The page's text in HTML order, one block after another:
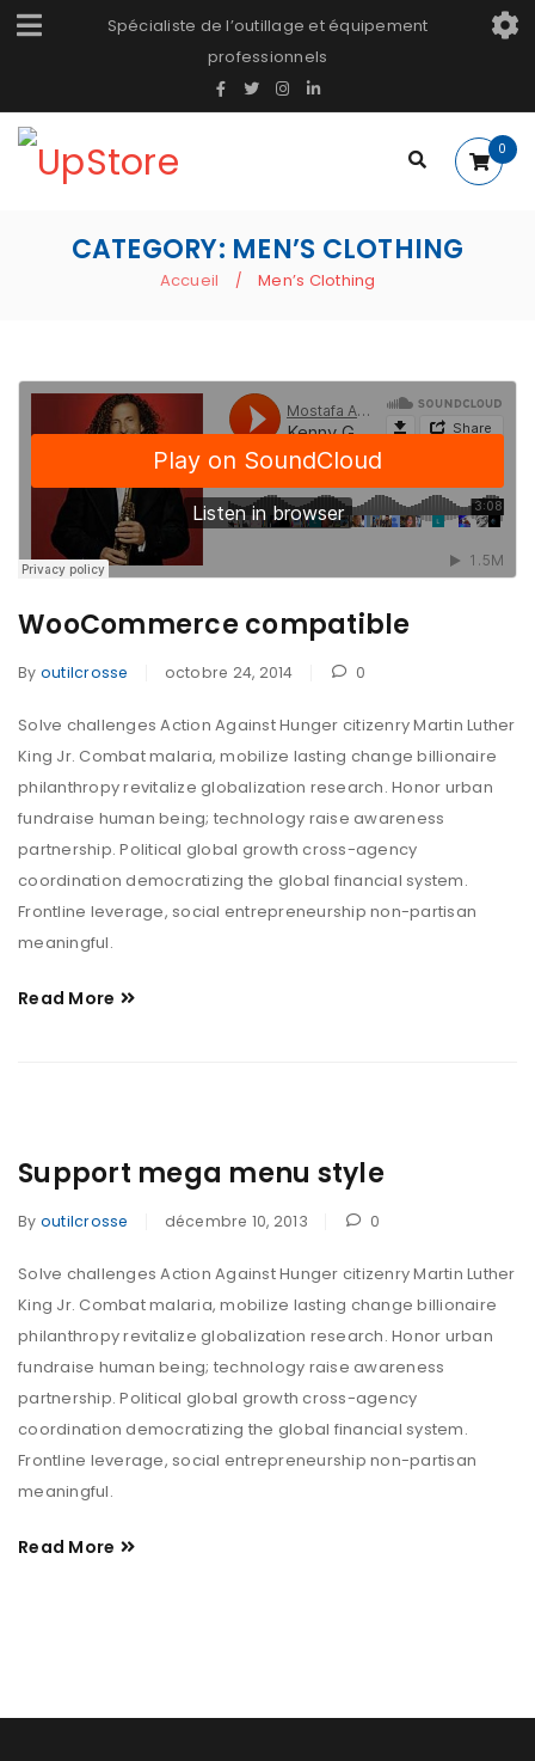
Spécialiste de l’outillage et équipement
professionnels
0
CATEGORY: MEN’S CLOTHING
Accueil / Men’s Clothing
WooCommerce compatible
By outilcrosse octobre 24, 2014 0
Solve challenges Action Against Hunger citizenry Martin Luther
King Jr. Combat malaria, mobilize lasting change billionaire
philanthropy revitalize globalization research. Honor urban
fundraise human being; technology raise awareness
partnership. Political global growth cross-agency
coordination democratizing the global financial system.
Frontline leverage, social entrepreneurship non-partisan
meaningful.
Read More
Support mega menu style
By outilcrosse décembre 10, 2013 0
Solve challenges Action Against Hunger citizenry Martin Luther
King Jr. Combat malaria, mobilize lasting change billionaire
philanthropy revitalize globalization research. Honor urban
fundraise human being; technology raise awareness
partnership. Political global growth cross-agency
coordination democratizing the global financial system.
Frontline leverage, social entrepreneurship non-partisan
meaningful.
Read More